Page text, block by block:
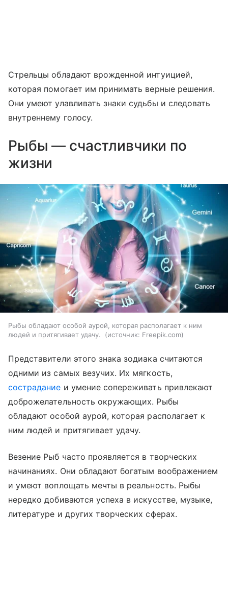
Стрельцы обладают врожденной интуицией,
которая помогает им принимать верные решения.
Они умеют улавливать знаки судьбы и следовать
внутреннему голосу.
Рыбы — счастливчики по
жизни
Рыбы обладают особой аурой, которая располагает к ним
людей и притягивает удачу.
источник: Freepik.com
Представители этого знака зодиака считаются
одними из самых везучих. Их мягкость,
сострадание и умение сопереживать привлекают
доброжелательность окружающих. Рыбы
обладают особой аурой, которая располагает к
ним людей и притягивает удачу.
Везение Рыб часто проявляется в творческих
начинаниях. Они обладают богатым воображением
и умеют воплощать мечты в реальность. Рыбы
нередко добиваются успеха в искусстве, музыке,
литературе и других творческих сферах.